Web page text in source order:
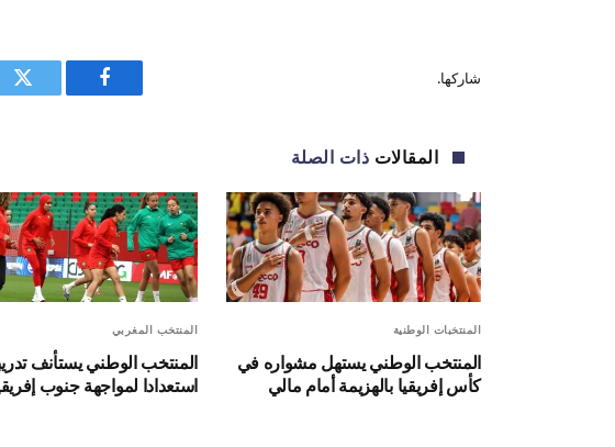
شاركها.
فيسبوك
المقالات ذات الصلة
المنتخبات الوطنية
المنتخب الوطني يستهل مشواره في
كأس إفريقيا بالهزيمة أمام مالي
المنتخب المغربي
المنتخب الوطني يستأنف
استعدادا لمواجهة جنوب